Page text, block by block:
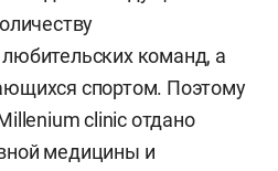
команд, а
спортом. Поэтому
clinic отдано
медицины и